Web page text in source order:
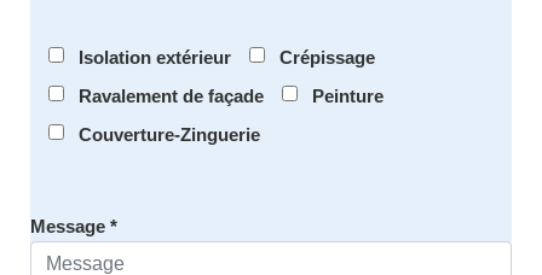
Isolation extérieur
Crépissage
Ravalement de façade
Peinture
Couverture-Zinguerie
Message *